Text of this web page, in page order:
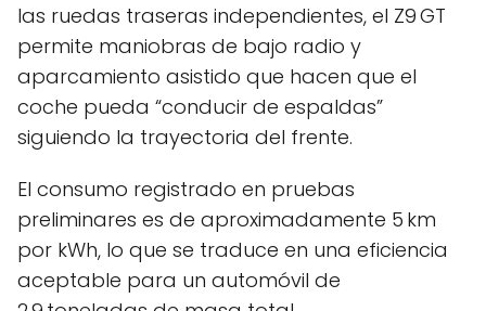
las ruedas traseras independientes, el Z9 GT
permite maniobras de bajo radio y
aparcamiento asistido que hacen que el
coche pueda “conducir de espaldas”
siguiendo la trayectoria del frente.
El consumo registrado en pruebas
preliminares es de aproximadamente 5 km
por kWh, lo que se traduce en una eficiencia
aceptable para un automóvil de